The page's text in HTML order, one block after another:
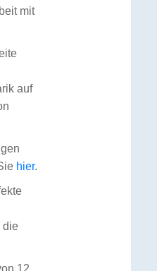
mit
auf
hier.
die
12